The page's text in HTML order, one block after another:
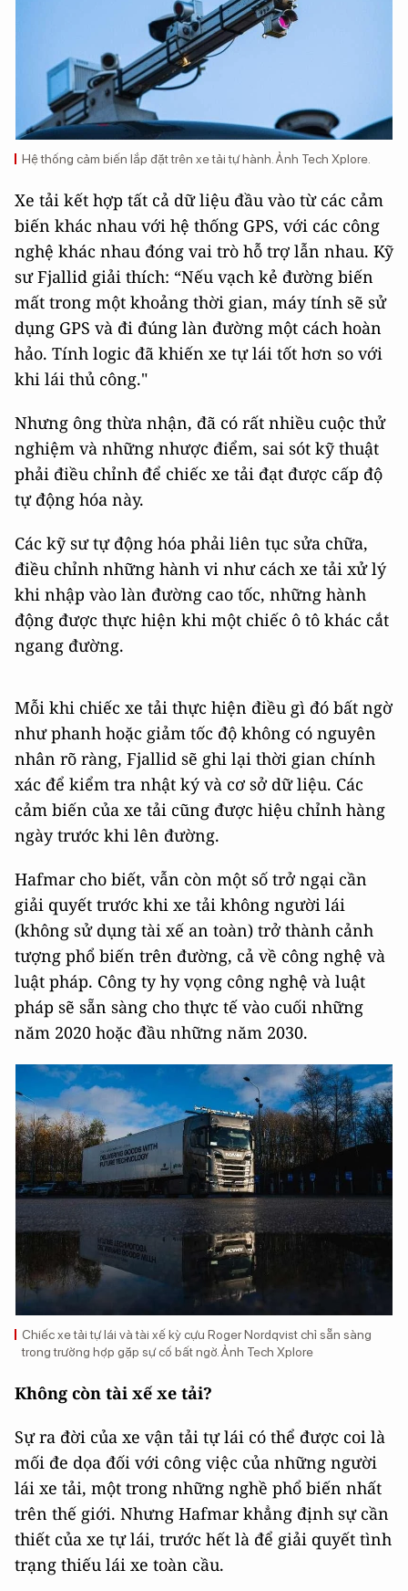
Hệ thống cảm biến lắp đặt trên xe tải tự hành. Ảnh Tech Xplore.
Xe tải kết hợp tất cả dữ liệu đầu vào từ các cảm
biến khác nhau với hệ thống GPS, với các công
nghệ khác nhau đóng vai trò hỗ trợ lẫn nhau. Kỹ
sư Fjallid giải thích: “Nếu vạch kẻ đường biến
mất trong một khoảng thời gian, máy tính sẽ sử
dụng GPS và đi đúng làn đường một cách hoàn
hảo. Tính logic đã khiến xe tự lái tốt hơn so với
khi lái thủ công."
Nhưng ông thừa nhận, đã có rất nhiều cuộc thử
nghiệm và những nhược điểm, sai sót kỹ thuật
phải điều chỉnh để chiếc xe tải đạt được cấp độ
tự động hóa này.
Các kỹ sư tự động hóa phải liên tục sửa chữa,
điều chỉnh những hành vi như cách xe tải xử lý
khi nhập vào làn đường cao tốc, những hành
động được thực hiện khi một chiếc ô tô khác cắt
ngang đường.
Mỗi khi chiếc xe tải thực hiện điều gì đó bất ngờ
như phanh hoặc giảm tốc độ không có nguyên
nhân rõ ràng, Fjallid sẽ ghi lại thời gian chính
xác để kiểm tra nhật ký và cơ sở dữ liệu. Các
cảm biến của xe tải cũng được hiệu chỉnh hàng
ngày trước khi lên đường.
Hafmar cho biết, vẫn còn một số trở ngại cần
giải quyết trước khi xe tải không người lái
(không sử dụng tài xế an toàn) trở thành cảnh
tượng phổ biến trên đường, cả về công nghệ và
luật pháp. Công ty hy vọng công nghệ và luật
pháp sẽ sẵn sàng cho thực tế vào cuối những
năm 2020 hoặc đầu những năm 2030.
Chiếc xe tải tự lái và tài xế kỳ cựu Roger Nordqvist chỉ sẵn sàng
trong trường hợp gặp sự cố bất ngờ. Ảnh Tech Xplore
Không còn tài xế xe tải?
Sự ra đời của xe vận tải tự lái có thể được coi là
mối đe dọa đối với công việc của những người
lái xe tải, một trong những nghề phổ biến nhất
trên thế giới. Nhưng Hafmar khẳng định sự cần
thiết của xe tự lái, trước hết là để giải quyết tình
trạng thiếu lái xe toàn cầu.